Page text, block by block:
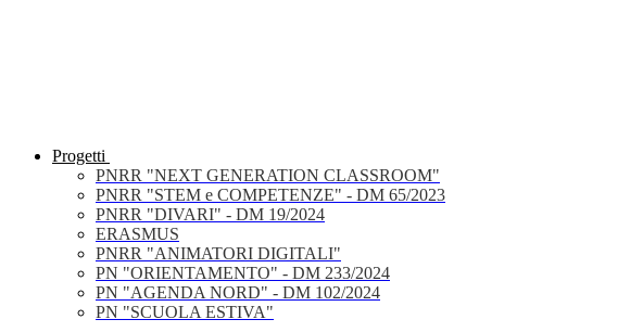
Progetti
PNRR "NEXT GENERATION CLASSROOM"
PNRR "STEM e COMPETENZE" - DM 65/2023
PNRR "DIVARI" - DM 19/2024
ERASMUS
PNRR "ANIMATORI DIGITALI"
PN "ORIENTAMENTO" - DM 233/2024
PN "AGENDA NORD" - DM 102/2024
PN "SCUOLA ESTIVA"